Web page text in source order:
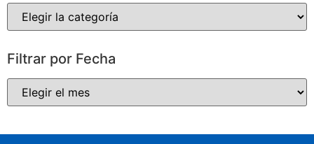
Filtrar por Fecha